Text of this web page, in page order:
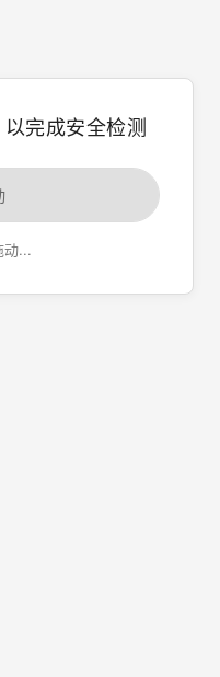
完成安全检测
动...